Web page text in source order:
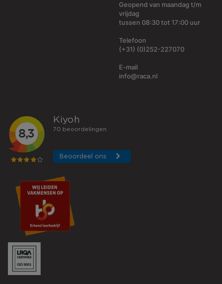
Geopend van maandag t/m
vrijdag
tussen 08:30 tot 17:00 uur
Telefoon
(+31) (0)252-227070
E-mail
info@raca.nl